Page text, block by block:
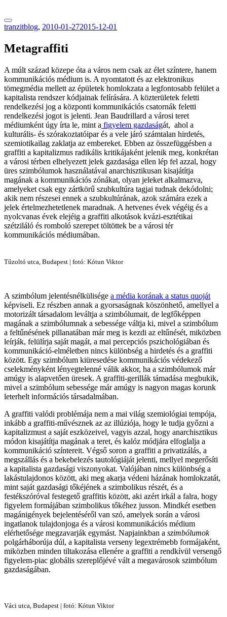
tranzitblog, 2010-01-272015-12-01
Metagraffiti
A múlt század közepe óta a város nem csak az élet színtere, hanem
kommunikációs médium is. A nyomtatott és az elektronikus
tömegmédia mellett az épületek homlokzata a legfontosabb felület a
kapitalista rendszer kódjainak felírására. A közterületek feletti
rendelkezési jog a központi kommunikációs csatornák feletti
rendelkezési jogot is jelenti. Jean Baudrillard a városi teret
médiumként úgy írta le, mint a figyelem gazdaságát, ahol a
kulturális- és szórakoztatóipar és a vele járó számtalan hirdetés,
szemiotikailag zaklatja az embereket. Ebben az összefüggésben a
graffiti a kapitalizmus radikális kritikájaként jelenik meg, konkrétan
a városi térben elhelyezett jelek gazdasága ellen lép fel azzal, hogy
üres szimbólumok használatával anarchisztikusan kisajátítja
magának a kommunikációs zónákat, olyan jeleket alkalmazva,
amelyeket csak egy zártkörű szubkultúra tagjai tudnak dekódolni;
akik nem részesei ennek a szubkultúrának, azok számára ezek a
jelek értelmezhetetlenek maradnak. A hetvenes évek végéig és a
nyolcvanas évek elejéig a graffiti alkotások kvázi-esztétikai
szétziláló és romboló szerepet töltöttek be a városi tér
kommunikációs médiumában.
Tűzoltó utca, Budapest | fotó: Kótun Viktor
A szimbólum jelentésnélkülisége a média korának a status quoját
képviseli. Ez részben annak a gyorsaságnak köszönhető, amellyel a
motorizált társadalom leváltja a szimbólumait, de legfőképpen
magának a szimbólumnak a sebessége váltja ki, mivel a szimbólum
a feltűnésének pillanatában már meg is kezdi az eltűnését, miközben
leírják, felülírja saját magát, a mai percepciós pszichológiában és
kommunikáció-elméletben nincs különbség a hirdetés és a graffiti
között. Egy szimbólum kiüresedése kommunikációs védekező
cselekményként lényegtelenné válik akkor, ha a szimbólumok már
amúgy is alapvetően üresek. A graffiti-gerillák támadása megbukik,
mivel a szimbólum sebessége már amúgy is nagyon magas korunk
leterhelt információs társadalmában.
A graffiti valódi problémája nem a mai világ szemiológiai tempója,
inkább a graffiti-művésznek az az illúziója, hogy le tudja győzni a
kapitalizmust a saját eszközeivel, vagyis azzal, hogy anarchisztikus
módon kisajátítja magának a teret, és kalóz módjára elfoglalja a
kommunikáció színtereit. Végső soron a graffiti a privatizálás, a
megszállás és a bekebelezés tautológiáját jelenti, mellyel megerősíti
a kapitalista gazdasági viszonyokat. Valójában nincs különbség a
lakástulajdonos között, aki meg akarja védeni házának homlokzatát,
mint saját gazdasági tőkéjének a szimbolikus részét, és a
festékszóróval festegető graffitis között, aki azért irkál a falra, hogy
figyelem formájában szimbolikus tőkéhez jusson. Mindkét esetben
magánigények bejelentéséről van szó, amelyek során a városi
ingatlanok tulajdonjoga és a városi kommunikációs médium
elérhetősége megzavarják egymást. Napjainkban a szimbólumok
polgárháborúja dúl, a kapitalista verseny legextrémebb formájaként,
miközben minden tiltakozása ellenére a graffiti a rendkívül versengő
figyelem-piac globális szereplőjévé vált a megavárosok szimbólum
gazdaságában.
Váci utca, Budapest | fotó: Kótun Viktor